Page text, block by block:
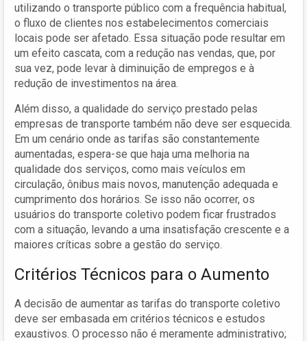
utilizando o transporte público com a frequência habitual,
o fluxo de clientes nos estabelecimentos comerciais
locais pode ser afetado. Essa situação pode resultar em
um efeito cascata, com a redução nas vendas, que, por
sua vez, pode levar à diminuição de empregos e à
redução de investimentos na área.
Além disso, a qualidade do serviço prestado pelas
empresas de transporte também não deve ser esquecida.
Em um cenário onde as tarifas são constantemente
aumentadas, espera-se que haja uma melhoria na
qualidade dos serviços, como mais veículos em
circulação, ônibus mais novos, manutenção adequada e
cumprimento dos horários. Se isso não ocorrer, os
usuários do transporte coletivo podem ficar frustrados
com a situação, levando a uma insatisfação crescente e a
maiores críticas sobre a gestão do serviço.
Critérios Técnicos para o Aumento
A decisão de aumentar as tarifas do transporte coletivo
deve ser embasada em critérios técnicos e estudos
exaustivos. O processo não é meramente administrativo;